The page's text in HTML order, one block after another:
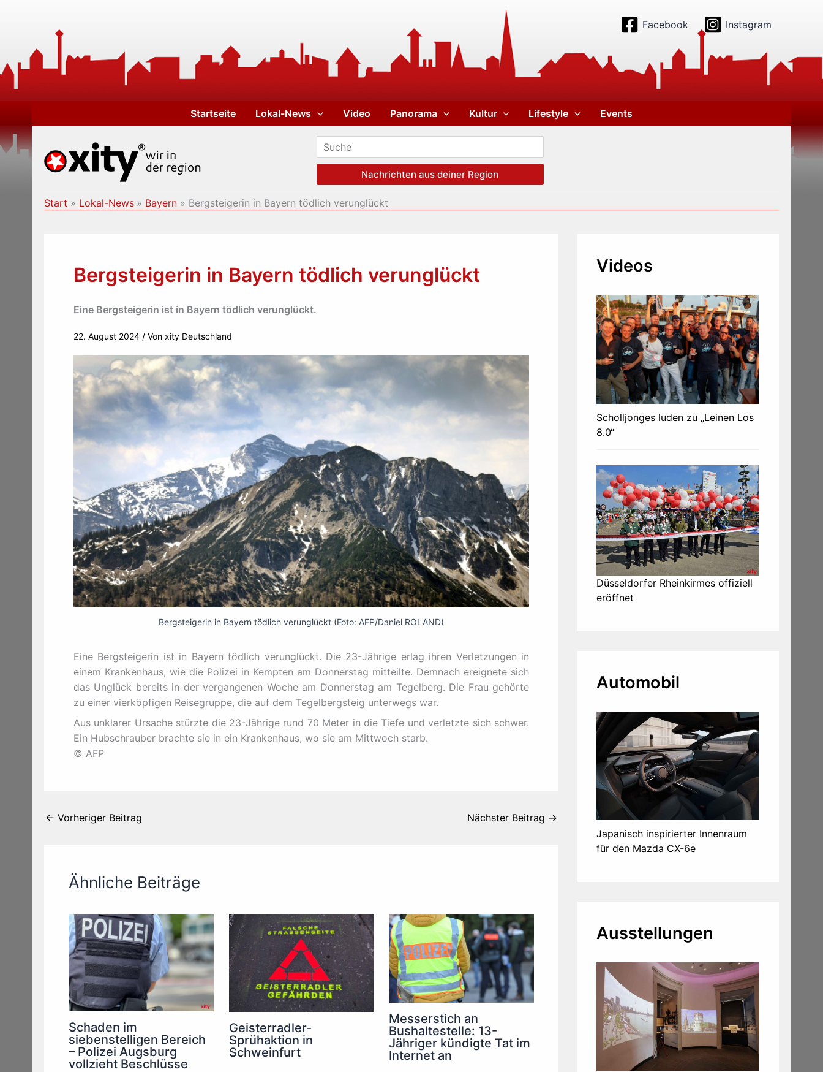
Facebook Instagram
Startseite Lokal-News Video Panorama Kultur Lifestyle Events
Nachrichten aus deiner Region
Start Lokal-News Bayern Bergsteigerin in Bayern tödlich verunglückt
Bergsteigerin in Bayern tödlich verunglückt
Eine Bergsteigerin ist in Bayern tödlich verunglückt.
22. August 2024 / Von xity Deutschland
Bergsteigerin in Bayern tödlich verunglückt (Foto: AFP/Daniel ROLAND)
Eine Bergsteigerin ist in Bayern tödlich verunglückt. Die 23-Jährige erlag ihren Verletzungen in
einem Krankenhaus, wie die Polizei in Kempten am Donnerstag mitteilte. Demnach ereignete sich
das Unglück bereits in der vergangenen Woche am Donnerstag am Tegelberg. Die Frau gehörte
zu einer vierköpfigen Reisegruppe, die auf dem Tegelbergsteig unterwegs war.
Aus unklarer Ursache stürzte die 23-Jährige rund 70 Meter in die Tiefe und verletzte sich schwer.
Ein Hubschrauber brachte sie in ein Krankenhaus, wo sie am Mittwoch starb.
© AFP
← Vorheriger Beitrag Nächster Beitrag →
Ähnliche Beiträge
Schaden im
siebenstelligen Bereich
– Polizei Augsburg
vollzieht Beschlüsse
Geisterradler-
Sprühaktion in
Schweinfurt
Messerstich an
Bushaltestelle: 13-
Jähriger kündigte Tat im
Internet an
Videos
Scholljonges luden zu „Leinen Los
8.0“
Düsseldorfer Rheinkirmes offiziell
eröffnet
Automobil
Japanisch inspirierter Innenraum
für den Mazda CX-6e
Ausstellungen